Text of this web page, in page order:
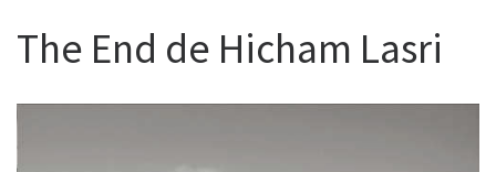
The End de Hicham Lasri